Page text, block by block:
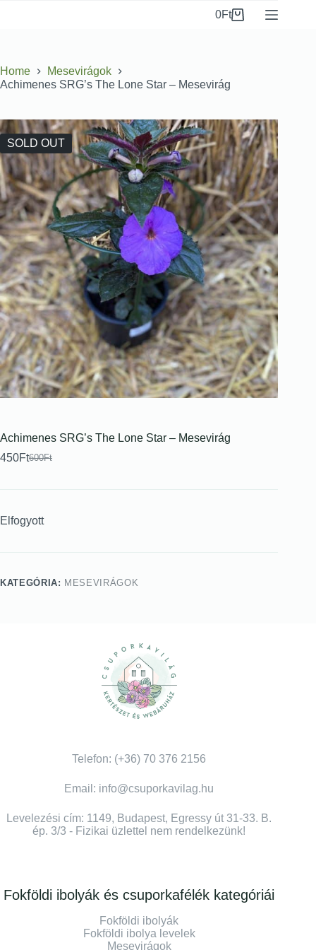
0Ft
Home
Mesevirágok
Achimenes SRG’s The Lone Star – Mesevirág
SOLD OUT
Achimenes SRG’s The Lone Star – Mesevirág
600Ft
450Ft
Elfogyott
KATEGÓRIA: MESEVIRÁGOK
Telefon: (+36) 70 376 2156
Email: info@csuporkavilag.hu
Levelezési cím: 1149, Budapest, Egressy út 31-33. B.
ép. 3/3 - Fizikai üzlettel nem rendelkezünk!
Fokföldi ibolyák és csuporkafélék kategóriái
Fokföldi ibolyák
Fokföldi ibolya levelek
Mesevirágok